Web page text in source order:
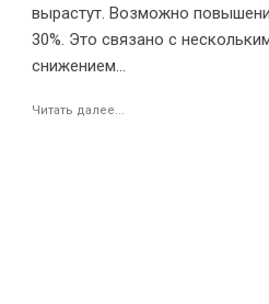
вырастут. Возможно
30%. Это связано с
снижением...
Читать далее...